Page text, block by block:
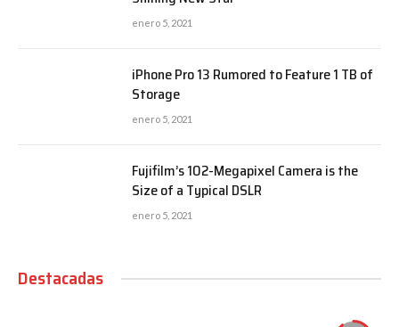
enero 5, 2021
iPhone Pro 13 Rumored to Feature 1 TB of
Storage
enero 5, 2021
Fujifilm’s 102-Megapixel Camera is the
Size of a Typical DSLR
enero 5, 2021
Destacadas